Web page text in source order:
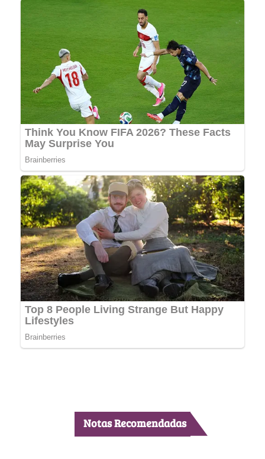
Notas Recomendadas